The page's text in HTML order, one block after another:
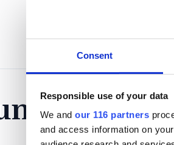
Consent
Responsible use of your data
We and our 116 partners
and access information on